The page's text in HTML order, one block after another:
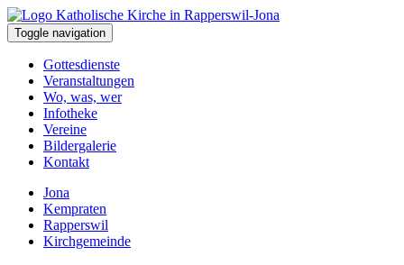
Toggle navigation
Gottesdienste
Veranstaltungen
Wo, was, wer
Infotheke
Vereine
Bildergalerie
Kontakt
Jona
Kempraten
Rapperswil
Kirchgemeinde